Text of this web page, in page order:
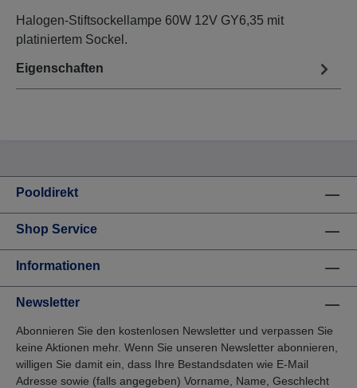
Halogen-Stiftsockellampe 60W 12V GY6,35 mit
platiniertem Sockel.
Eigenschaften
Pooldirekt
Shop Service
Informationen
Newsletter
Abonnieren Sie den kostenlosen Newsletter und verpassen Sie
keine Aktionen mehr. Wenn Sie unseren Newsletter abonnieren,
willigen Sie damit ein, dass Ihre Bestandsdaten wie E-Mail
Adresse sowie (falls angegeben) Vorname, Name, Geschlecht